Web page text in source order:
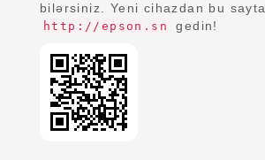
bilərsiniz. Yeni cihazdan bu sayta
http://epson.sn gedin!